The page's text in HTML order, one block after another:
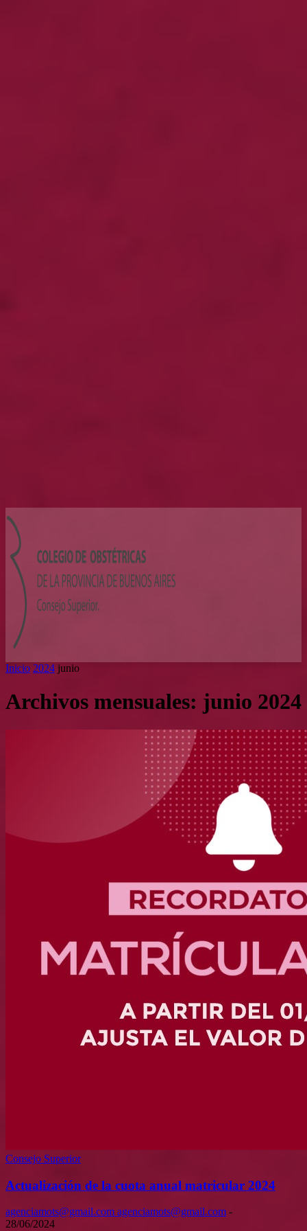
Inicio 2024 junio
Archivos mensuales: junio 2024
Consejo Superior
Actualización de la cuota anual matricular 2024
agenciamots@gmail.com agenciamots@gmail.com -
28/06/2024